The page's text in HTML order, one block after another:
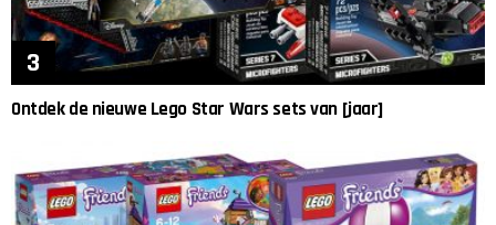
Ontdek de nieuwe Lego Star Wars sets van [jaar]